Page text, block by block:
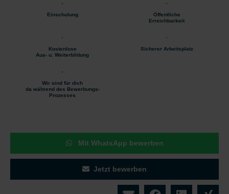
Einschulung
Öffentliche
Erreichbarkeit
Kostenlose
Aus- u. Weiterbildung
Sicherer Arbeitsplatz
Wir sind für dich
da während des Bewerbungs-
Prozesses
Mit WhatsApp bewerben
Jetzt bewerben